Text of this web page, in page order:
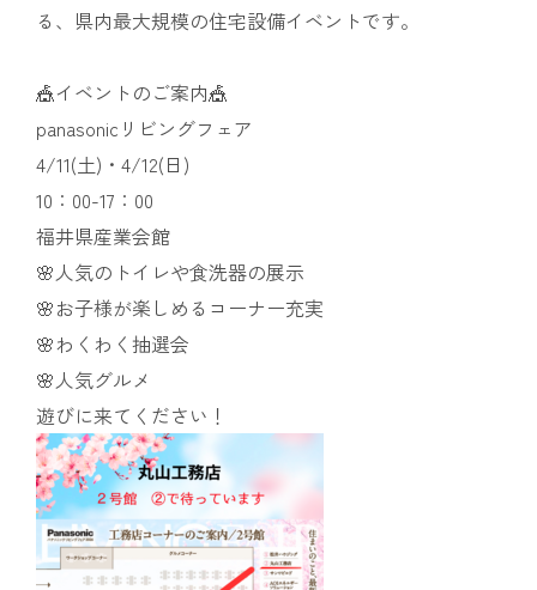
る、県内最大規模の住宅設備イベントです。
🎪イベントのご案内🎪
panasonicリビングフェア
4/11(土)・4/12(日)
10：00-17：00
福井県産業会館
🌸人気のトイレや食洗器の展示
🌸お子様が楽しめるコーナー充実
🌸わくわく抽選会
🌸人気グルメ
遊びに来てください！